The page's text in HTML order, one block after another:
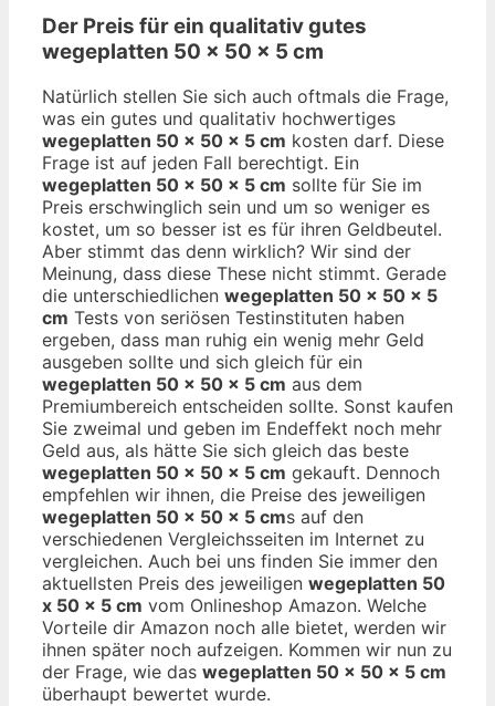
Der Preis für ein qualitativ gutes
wegeplatten 50 x 50 x 5 cm
Natürlich stellen Sie sich auch oftmals die Frage,
was ein gutes und qualitativ hochwertiges
wegeplatten 50 x 50 x 5 cm kosten darf. Diese
Frage ist auf jeden Fall berechtigt. Ein
wegeplatten 50 x 50 x 5 cm sollte für Sie im
Preis erschwinglich sein und um so weniger es
kostet, um so besser ist es für ihren Geldbeutel.
Aber stimmt das denn wirklich? Wir sind der
Meinung, dass diese These nicht stimmt. Gerade
die unterschiedlichen wegeplatten 50 x 50 x 5
cm Tests von seriösen Testinstituten haben
ergeben, dass man ruhig ein wenig mehr Geld
ausgeben sollte und sich gleich für ein
wegeplatten 50 x 50 x 5 cm aus dem
Premiumbereich entscheiden sollte. Sonst kaufen
Sie zweimal und geben im Endeffekt noch mehr
Geld aus, als hätte Sie sich gleich das beste
wegeplatten 50 x 50 x 5 cm gekauft. Dennoch
empfehlen wir ihnen, die Preise des jeweiligen
wegeplatten 50 x 50 x 5 cms auf den
verschiedenen Vergleichsseiten im Internet zu
vergleichen. Auch bei uns finden Sie immer den
aktuellsten Preis des jeweiligen wegeplatten 50
x 50 x 5 cm vom Onlineshop Amazon. Welche
Vorteile dir Amazon noch alle bietet, werden wir
ihnen später noch aufzeigen. Kommen wir nun zu
der Frage, wie das wegeplatten 50 x 50 x 5 cm
überhaupt bewertet wurde.